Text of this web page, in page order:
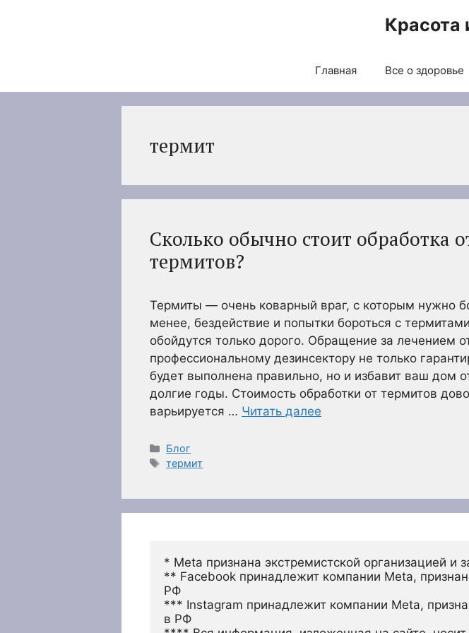
Красота
Главная Все о здоровье
термит
Сколько обычно стоит обработка
термитов?
Термиты — очень коварный враг, с которым нужно
менее, бездействие и попытки бороться с
обойдутся только дорого. Обращение за лечением
профессиональному дезинсектору не только
будет выполнена правильно, но и избавит ваш дом
долгие годы. Стоимость обработки от термитов
варьируется … Читать далее
Рубрики
Блог
Метки
термит
* Meta признана экстремистской организацией и
** Facebook принадлежит компании Meta,
РФ
*** Instagram принадлежит компании Meta,
в РФ